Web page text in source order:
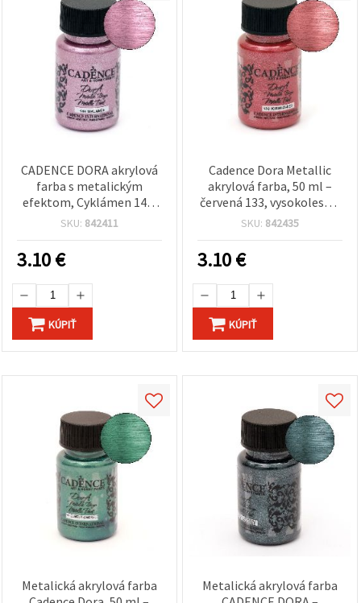
CADENCE DORA akrylová
farba s metalickým
efektom, Cyklámen 144,
50 ml – vysoké krytie,
povrchy, trblietavý povrch
pre hobby, umenie a DIY
SKU: 842411
3.10€
KÚPIŤ
Cadence Dora Metallic
akrylová farba, 50 ml –
červená 133, vysokolesklý
trblietavý finiš na hobby
SKU: 842435
3.10€
KÚPIŤ
Metalická akrylová farba
Metalická akrylová farba